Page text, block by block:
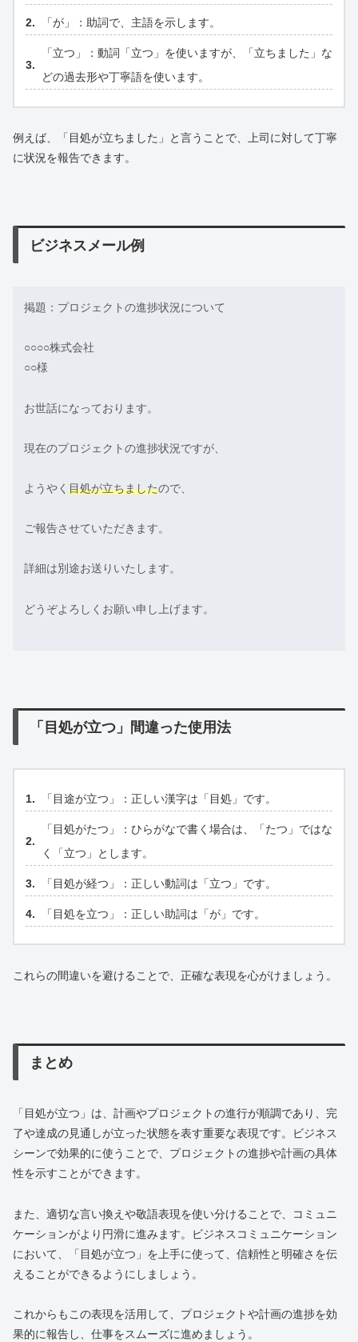
「が」：助詞で、主語を示します。
「立つ」：動詞「立つ」を使いますが、「立ちました」な
どの過去形や丁寧語を使います。
例えば、「目処が立ちました」と言うことで、上司に対して丁寧
に状況を報告できます。
ビジネスメール例
掲題：プロジェクトの進捗状況について
○○○○株式会社
○○様
お世話になっております。
現在のプロジェクトの進捗状況ですが、
ようやく 目処が立ちましたので、
ご報告させていただきます。
詳細は別途お送りいたします。
どうぞよろしくお願い申し上げます。
「目処が立つ」間違った使用法
「目途が立つ」：正しい漢字は「目処」です。
「目処がたつ」：ひらがなで書く場合は、「たつ」ではな
く「立つ」とします。
「目処が経つ」：正しい動詞は「立つ」です。
「目処を立つ」：正しい助詞は「が」です。
これらの間違いを避けることで、正確な表現を心がけましょう。
まとめ
「目処が立つ」は、計画やプロジェクトの進行が順調であり、完
了や達成の見通しが立った状態を表す重要な表現です。ビジネス
シーンで効果的に使うことで、プロジェクトの進捗や計画の具体
性を示すことができます。
また、適切な言い換えや敬語表現を使い分けることで、コミュニ
ケーションがより円滑に進みます。ビジネスコミュニケーション
において、「目処が立つ」を上手に使って、信頼性と明確さを伝
えることができるようにしましょう。
これからもこの表現を活用して、プロジェクトや計画の進捗を効
果的に報告し、仕事をスムーズに進めましょう。